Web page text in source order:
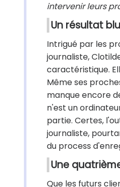
intervenir leurs
Un résultat
Intrigué par les
journaliste,
caractéristique.
Même ses
manque encore
n'est un
partie. Certes,
journaliste,
du process
Une
Que les futurs